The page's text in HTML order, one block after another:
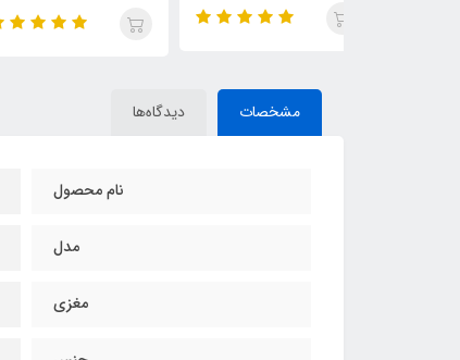
مشخصات دیدگاه‌ها
نام محصول
مدل
مغزی